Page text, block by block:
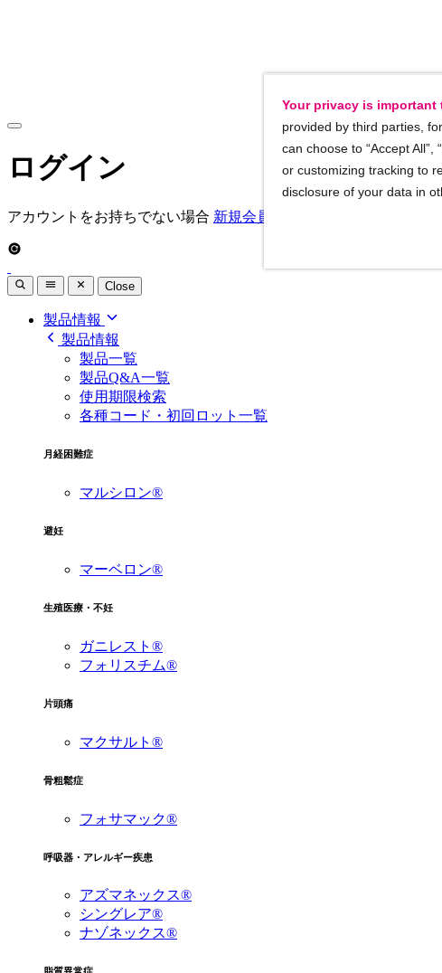
ログイン
アカウントをお持ちでない場合 新規会員登録
Close
製品情報
製品情報
製品一覧
製品Q&A一覧
使用期限検索
各種コード・初回ロット一覧
月経困難症
マルシロン®
避妊
マーベロン®
生殖医療・不妊
ガニレスト®
フォリスチム®
片頭痛
マクサルト®
骨粗鬆症
フォサマック®
呼吸器・アレルギー疾患
アズマネックス®
シングレア®
ナゾネックス®
Your privacy is important
provided by third parties,
can choose to “Accept
or customizing tracking to
disclosure of your data in